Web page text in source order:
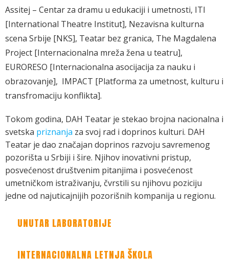
Assitej – Centar za dramu u edukaciji i umetnosti, ITI
[International Theatre Institut], Nezavisna kulturna
scena Srbije [NKS], Teatar bez granica, The Magdalena
Project [Internacionalna mreža žena u teatru],
EURORESO [Internacionalna asocijacija za nauku i
obrazovanje], IMPACT [Platforma za umetnost, kulturu i
transfromaciju konflikta].
Tokom godina, DAH Teatar je stekao brojna nacionalna i
svetska priznanja za svoj rad i doprinos kulturi. DAH
Teatar je dao značajan doprinos razvoju savremenog
pozorišta u Srbiji i šire. Njihov inovativni pristup,
posvećenost društvenim pitanjima i posvećenost
umetničkom istraživanju, čvrstili su njihovu poziciju
jedne od najuticajnijih pozorišnih kompanija u regionu.
UNUTAR LABORATORIJE
INTERNACIONALNA LETNJA ŠKOLA